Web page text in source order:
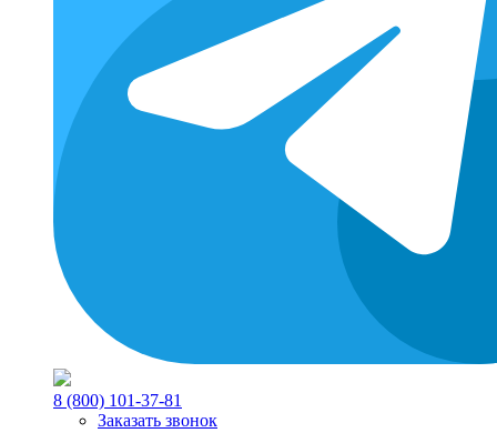
8 (800) 101-37-81
Заказать звонок